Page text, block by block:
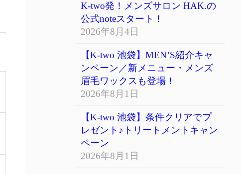
K-two発！メンズサロン HAK.の
公式noteスタート！
2026年8月4日
【K-two 池袋】MEN’S紹介キャ
ンペーン／新メニュー・メンズ
眉毛ワックスも登場！
2026年8月1日
【K-two 池袋】条件クリアでプ
レゼント♪トリートメントキャン
ペーン
2026年8月1日